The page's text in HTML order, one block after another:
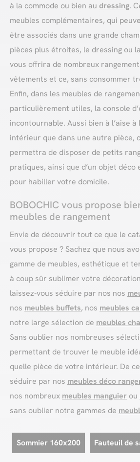
à la commode ou bien au dressing.
meubles complémentaires, qui
être associés dans une grande
pièces plus étroites, le dressing ou la
vous offrira de nombreux
vêtements et ce, sans consommer
Enfin, dans les meubles de
particulièrement utiles, la console
incontournable. Aussi bien à l’aise
intérieur que dans une autre pièce,
permettra de disposer de petits
pratiques, ainsi que d’un objet déco
pour habiller votre domicile.
BOBOCHIC vous propose
meubles de rangement
Envie de découvrir tout ce que le
vous propose ? Sachez que nous
gamme de meubles, esthétique et
à coup sûr sublimer votre
laissez-vous séduire par nos nos
nos meubles buffets, nos meubles
notre large sélection de meubles
Sans oublier nos nombreuses
permettant de trouver le meuble
quelle pièce de votre intérieur. De
séduire par nos meubles déco
nos nombreux meubles manguier ou
sans oublier notre gammes de
Sommier 160x200 Fauteuil de